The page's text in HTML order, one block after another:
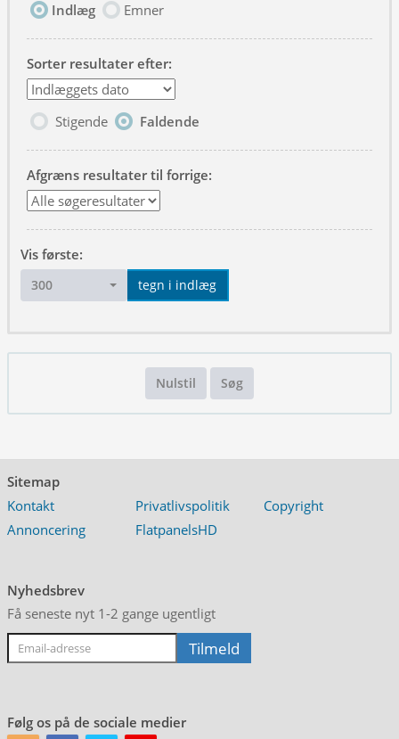
Indlæg
Emner
Sorter resultater efter:
Stigende Faldende
Afgræns resultater til forrige:
Vis første:
300 tegn i indlæg
Nulstil Søg
Sitemap
Kontakt
Privatlivspolitik
Copyright
Annoncering
FlatpanelsHD
Nyhedsbrev
Få seneste nyt 1-2 gange ugentligt
Følg os på de sociale medier